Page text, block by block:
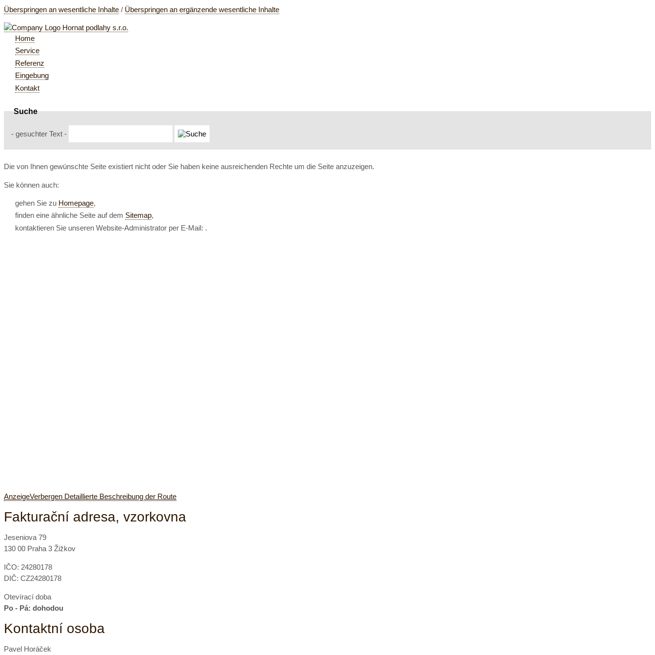
Überspringen an wesentliche Inhalte / Überspringen an ergänzende wesentliche Inhalte
Home
Service
Referenz
Eingebung
Kontakt
Suche
- gesuchter Text -
Die von Ihnen gewünschte Seite existiert nicht oder Sie haben keine ausreichenden Rechte um die Seite anzuzeigen.
Sie können auch:
gehen Sie zu Homepage,
finden eine ähnliche Seite auf dem Sitemap,
kontaktieren Sie unseren Website-Administrator per E-Mail: .
AnzeigeVerbergen Detaillierte Beschreibung der Route
Fakturační adresa, vzorkovna
Jeseniova 79
130 00 Praha 3 Žižkov
IČO: 24280178
DIČ: CZ24280178
Otevírací doba
Po - Pá: dohodou
Kontaktní osoba
Pavel Horáček